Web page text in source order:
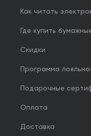
Как читать
Где купить
Скидки
Программа
Подарочные
Оплата
Доставка